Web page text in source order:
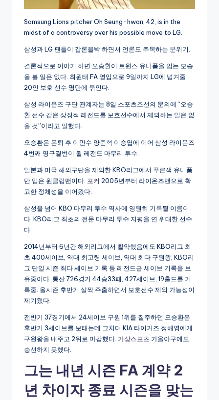
Samsung Lions pitcher Oh Seung-hwan, 42, is in the
midst of a controversy over his possible move to LG.
삼성과 LG 팬들이 갑론을박 하면서 언론도 주목하는 분위기.
결론적으로 이야기 하면 오승환이 트윈스 유니폼을 입는 모습
을 볼 일은 없다. 최원태 FA 영입으로 9일까지 LG에 넘겨줄
20인 보호 선수 명단에 묶인다.
삼성 라이온즈 구단 관계자는 8일 스포츠조선의 문의에 “오승
환 선수 같은 상징적 레전드를 보호선수에서 제외하는 일은 없
을 것”이라고 말했다.
오승환은 은퇴 후 이만수 양준혁 이승엽에 이어 삼성 라이온즈
4번째 영구결번이 될 레전드 마무리 투수.
일본과 미국 해외구단을 제외한 KBO리그에서 푸른색 유니폼
만 입은 원클럽맨이다. 포커 2005년부터 라이온즈맨으로 확
고한 정체성을 이어왔다.
삼성을 넘어 KBO 마무리 투수 역사에 영원히 기록될 이름이
다. KBO리그 최초의 전문 마무리 투수 지평을 연 위대한 선수
다.
2014년부터 6년간 해외리그에서 활약했음에도 KBO리그 최
초 400세이브, 역대 최고령 세이브, 역대 최다 구원왕, KBO리
그 단일 시즌 최다 세이브 기록 등 레전드급 세이브 기록을 보
유중이다. 통산 726경기 44승33패, 427세이브, 19홀드를 기
록중. 올시즌 후반기 살짝 주춤하면서 보호선수 제외 가능성이
제기됐다.
전반기 37경기에서 24세이브 구원 1위를 질주하던 오승환은
후반기 3세이브를 보태는데 그치며 KIA 타이거즈 정해영에게
구원왕을 내주고 2위로 마감했다. 가상스포츠 가을야구에도
승선하지 못했다.
그는 내년 시즌 FA 계약 2
년 차이자 종료 시즌을 맞는